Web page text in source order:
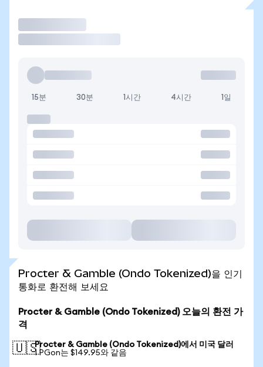
15분 30분 1시간 4시간 1일
Procter & Gamble (Ondo Tokenized)을 인기
통화로 환전해 보세요
Procter & Gamble (Ondo Tokenized) 오늘의 환전 가
격
🇺🇸Procter & Gamble (Ondo Tokenized)에서 미국 달러
1 PGon는 $149.95와 같음